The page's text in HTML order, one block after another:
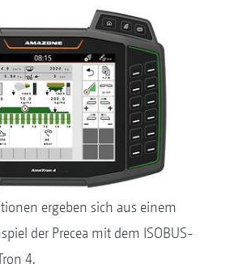
ergeben sich aus einem
der Precea mit dem ISOBUS-
4.